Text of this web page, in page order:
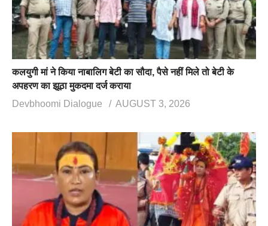
कलयुगी मां ने किया नाबालिग बेटी का सौदा, पैसे नहीं मिले तो बेटी के
अपहरण का झूठा मुकदमा दर्ज कराया
Devbhoomi Dialogue
AUGUST 3, 2026